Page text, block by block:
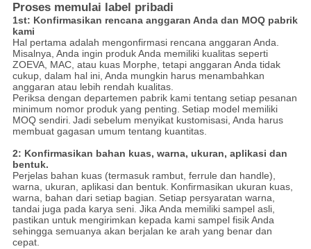
Proses memulai label pribadi
1st: Konfirmasikan rencana anggaran Anda dan MOQ pabrik
kami
Hal pertama adalah mengonfirmasi rencana anggaran Anda.
Misalnya, Anda ingin produk Anda memiliki kualitas seperti
ZOEVA, MAC, atau kuas Morphe, tetapi anggaran Anda tidak
cukup, dalam hal ini, Anda mungkin harus menambahkan
anggaran atau lebih rendah kualitas.
Periksa dengan departemen pabrik kami tentang setiap pesanan
minimum nomor produk yang penting. Setiap model memiliki
MOQ sendiri. Jadi sebelum menyikat kustomisasi, Anda harus
membuat gagasan umum tentang kuantitas.
2: Konfirmasikan bahan kuas, warna, ukuran, aplikasi dan
bentuk.
Perjelas bahan kuas (termasuk rambut, ferrule dan handle),
warna, ukuran, aplikasi dan bentuk. Konfirmasikan ukuran kuas,
warna, bahan dari setiap bagian. Setiap persyaratan warna,
tandai juga pada karya seni. Jika Anda memiliki sampel asli,
pastikan untuk mengirimkan kepada kami sampel fisik Anda
sehingga semuanya akan berjalan ke arah yang benar dan
cepat.